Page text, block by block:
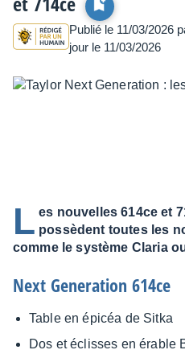
Publié le 11/03/2026
jour le 11/03/2026
L es nouvelles 614ce et
possèdent toutes les
comme le système Claria
Next Gene­ra­tion 614ce
Table en épicéa de Sitka
Dos et éclisses en érable